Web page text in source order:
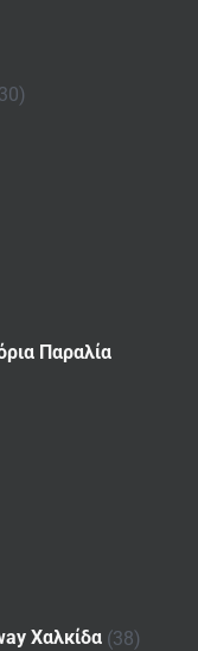
Παραλία
Χαλκίδα (38)